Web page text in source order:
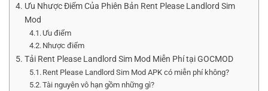
Ưu Nhược Điểm Của Phiên Bản Rent Please Landlord Sim
Mod
Ưu điểm
Nhược điểm
Tải Rent Please Landlord Sim Mod Miễn Phí tại GOCMOD
Rent Please Landlord Sim Mod APK có miễn phí không?
Tài nguyên vô hạn gồm những gì?